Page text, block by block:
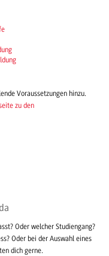
Voraussetzungen hinzu.
zu den
Oder welcher Studiengang?
Oder bei der Auswahl eines
dich gerne.